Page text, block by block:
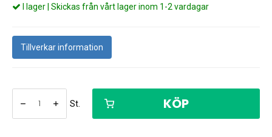
I lager | Skickas från vårt lager inom 1-2 vardagar
Tillverkar information
St. KÖP